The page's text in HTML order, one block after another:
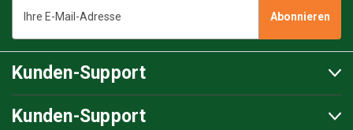
Mail-
Kunden-Support
Kunden-Support